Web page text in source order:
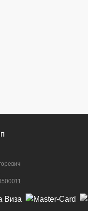
ул. Котанова, 4
44-74